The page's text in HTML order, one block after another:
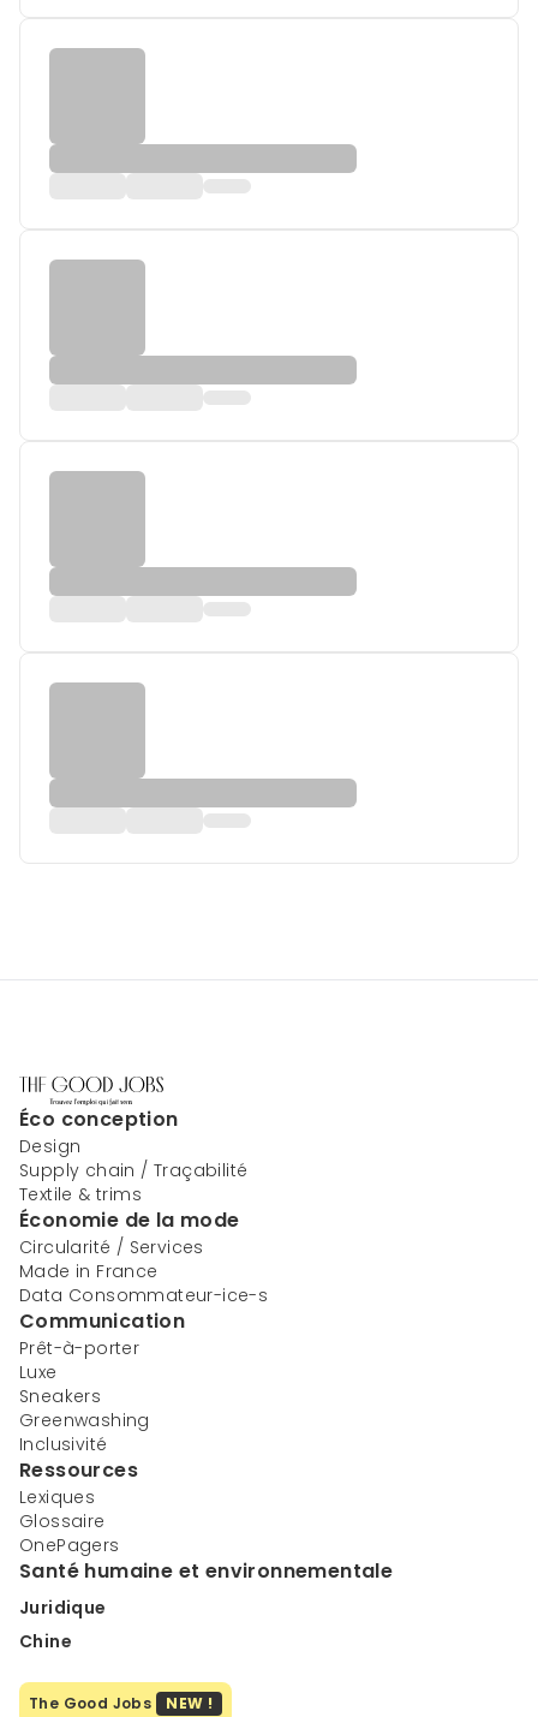
Éco conception
Design
Supply chain / Traçabilité
Textile & trims
Économie de la mode
Circularité / Services
Made in France
Data Consommateur-ice-s
Communication
Prêt-à-porter
Luxe
Sneakers
Greenwashing
Inclusivité
Ressources
Lexiques
Glossaire
OnePagers
Santé humaine et environnementale
Juridique
Chine
The Good Jobs NEW !